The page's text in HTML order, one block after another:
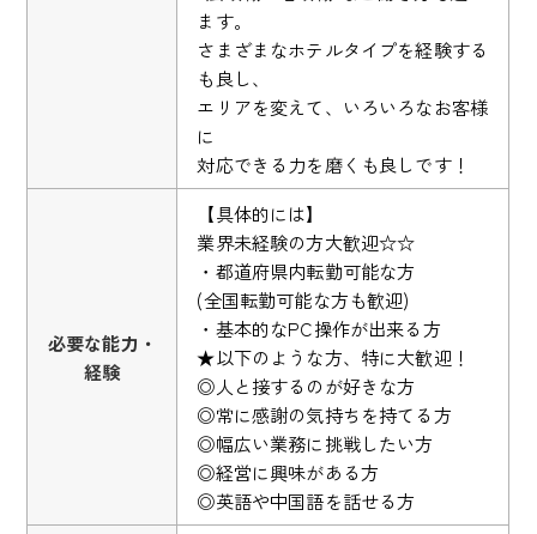
ます。
さまざまなホテルタイプを経験する
も良し、
エリアを変えて、いろいろなお客様
に
対応できる力を磨くも良しです！
必要な能力・
経験
【具体的には】
業界未経験の方大歓迎☆☆
・都道府県内転勤可能な方
(全国転勤可能な方も歓迎)
・基本的なPC操作が出来る方
★以下のような方、特に大歓迎！
◎人と接するのが好きな方
◎常に感謝の気持ちを持てる方
◎幅広い業務に挑戦したい方
◎経営に興味がある方
◎英語や中国語を話せる方